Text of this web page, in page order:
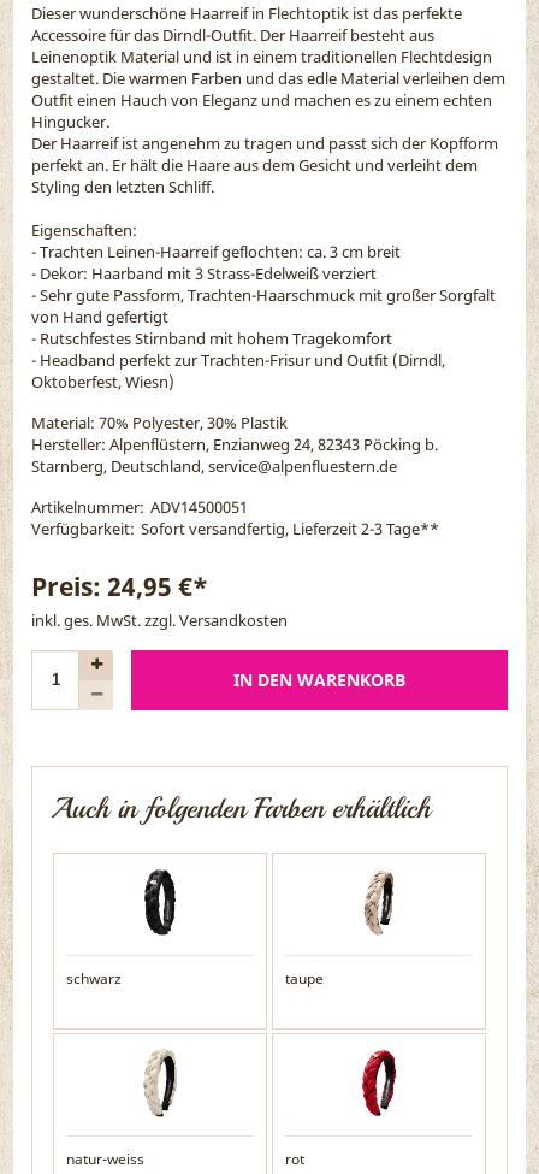
Dieser wunderschöne Haarreif in Flechtoptik ist das perfekte
Accessoire für das Dirndl-Outfit. Der Haarreif besteht aus
Leinenoptik Material und ist in einem traditionellen Flechtdesign
gestaltet. Die warmen Farben und das edle Material verleihen dem
Outfit einen Hauch von Eleganz und machen es zu einem echten
Hingucker.
Der Haarreif ist angenehm zu tragen und passt sich der Kopfform
perfekt an. Er hält die Haare aus dem Gesicht und verleiht dem
Styling den letzten Schliff.
Eigenschaften:
- Trachten Leinen-Haarreif geflochten: ca. 3 cm breit
- Dekor: Haarband mit 3 Strass-Edelweiß verziert
- Sehr gute Passform, Trachten-Haarschmuck mit großer Sorgfalt
von Hand gefertigt
- Rutschfestes Stirnband mit hohem Tragekomfort
- Headband perfekt zur Trachten-Frisur und Outfit (Dirndl,
Oktoberfest, Wiesn)
Material: 70% Polyester, 30% Plastik
Hersteller: Alpenflüstern, Enzianweg 24, 82343 Pöcking b.
Starnberg, Deutschland, service@alpenfluestern.de
Artikelnummer: ADV14500051
Verfügbarkeit: Sofort versandfertig, Lieferzeit 2-3 Tage**
Preis:24,95 €*
inkl. ges. MwSt. zzgl.Versandkosten
IN DEN WARENKORB
Auch in folgenden Farben erhältlich
schwarz taupe
natur-weiss rot